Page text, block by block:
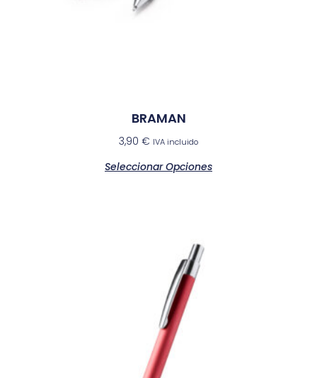
BRAMAN
3,90 € IVA incluido
Seleccionar Opciones